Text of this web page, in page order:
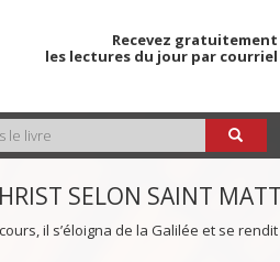
Recevez gratuitement
les lectures du jour par courriel
SELON SAINT
il s’éloigna de la Galilée et se